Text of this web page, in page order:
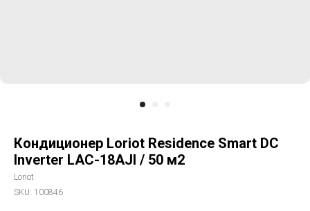
Кондиционер Loriot Residence Smart DC
Inverter LAC-18AJI / 50 м2
Loriot
SKU: 100846